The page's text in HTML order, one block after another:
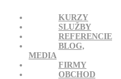
KURZY
SLUŽBY
REFERENCIE
BLOG,
MEDIA
FIRMY
OBCHOD